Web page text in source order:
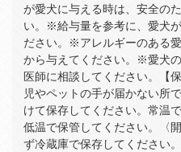
が愛犬に与える時は、安全の
い。※給与量を参考に、愛犬
ださい。※アレルギーのある
から与えてください。※愛犬
医師に相談してください。【
児やペットの手が届かない所
けて保存してください。常温
低温で保管してください。〈
ず冷蔵庫で保存してください